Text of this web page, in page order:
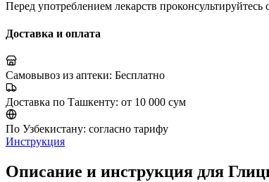
Перед употреблением лекарств проконсультируйтесь
Доставка и оплата
Самовывоз из аптеки: Бесплатно
Доставка по Ташкенту: от 10 000 сум
По Узбекистану: согласно тарифу
Инструкция
Описание и инструкция для